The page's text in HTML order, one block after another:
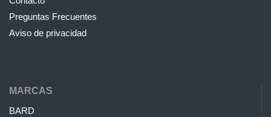
Preguntas Frecuentes
Aviso de privacidad
MARCAS
BARD